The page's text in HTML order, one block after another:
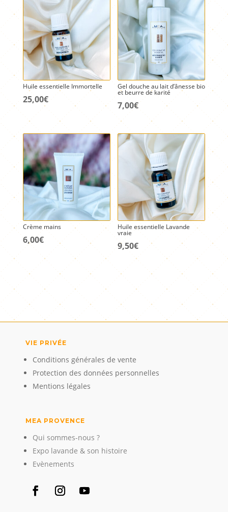
d'huile
d'argan
bio
Huile essentielle Immortelle
25,00€
Gel douche au lait d’ânesse bio
et beurre de karité
7,00€
Crème mains
6,00€
Huile essentielle Lavande
vraie
9,50€
VIE PRIVÉE
Conditions générales de vente
Protection des données personnelles
Mentions légales
MEA PROVENCE
Qui sommes-nous ?
Expo lavande & son histoire
Evènements